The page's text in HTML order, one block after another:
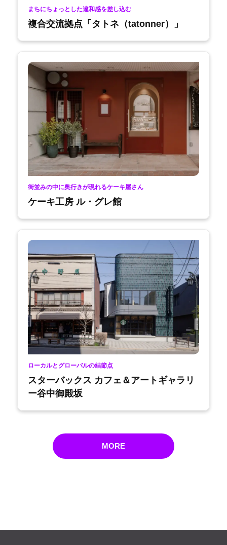
まちにちょっとした違和感を差し込む
複合交流拠点「タトネ（tatonner）」
街並みの中に奥行きが現れるケーキ屋さん
ケーキ工房 ル・グレ館
ローカルとグローバルの結節点
スターバックス カフェ＆アートギャラリ
ー谷中御殿坂
MORE